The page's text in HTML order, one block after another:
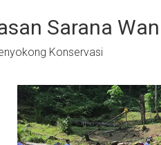
Sarana
Konservasi